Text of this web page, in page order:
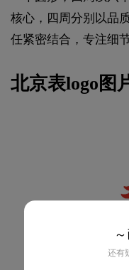
核心，四周分别以品
任紧密结合，专注细
北京表logo图
还有